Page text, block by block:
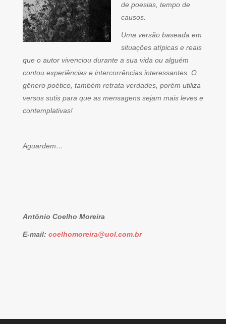
de poesias, tempo de
causos.
Uma versão baseada em
situações atípicas e reais
que o autor vivenciou durante a sua vida ou alguém
contou experiências e intercorrências interessantes. O
gênero poético, também retrata verdades, porém utiliza
versos sutis para que as mensagens sejam mais leves e
contemplativas!
Aguardem…
Antônio Coelho Moreira
E-mail: coelhomoreira@uol.com.br